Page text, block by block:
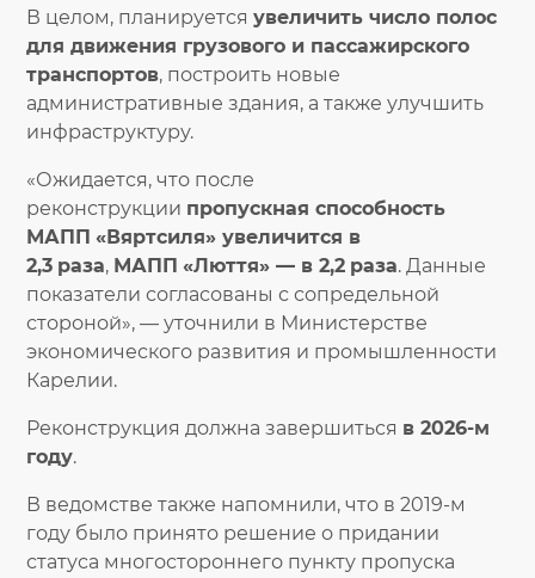
В целом, планируетсяувеличить число полос
для движения грузового и пассажирского
транспортов, построить новые
административные здания, а также улучшить
инфраструктуру.
«Ожидается, что после
реконструкции пропускная способность
МАПП «Вяртсиля» увеличится в
2,3 раза, МАПП «Люття» — в 2,2 раза. Данные
показатели согласованы с сопредельной
стороной», — уточнили в Министерстве
экономического развития и промышленности
Карелии.
Реконструкция должна завершиться в 2026-м
году.
В ведомстве также напомнили, что в 2019-м
году было принято решение о придании
статуса многостороннего пункту пропуска